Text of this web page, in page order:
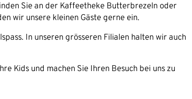
Sie an der Kaffeetheke Butterbrezeln oder
wir unsere kleinen Gäste gerne ein.
In unseren grösseren Filialen halten wir auch
Kids und machen Sie Ihren Besuch bei uns zu